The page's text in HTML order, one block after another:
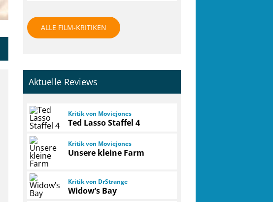
ALLE FILM-KRITIKEN
Aktuelle Reviews
Kritik von Moviejones
Ted Lasso Staffel 4
Kritik von Moviejones
Unsere kleine Farm
Kritik von DrStrange
Widow’s Bay